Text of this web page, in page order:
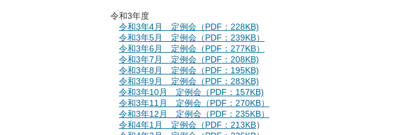
令和3年度
令和3年4月 定例会（PDF：228KB)
令和3年5月 定例会（PDF：239KB）
令和3年6月 定例会（PDF：277KB）
令和3年7月 定例会（PDF：208KB)
令和3年8月 定例会（PDF：195KB)
令和3年9月 定例会（PDF：283KB)
令和3年10月 定例会（PDF：157KB)
令和3年11月 定例会（PDF：270KB）
令和3年12月 定例会（PDF：235KB）
令和4年1月 定例会（PDF：213KB）